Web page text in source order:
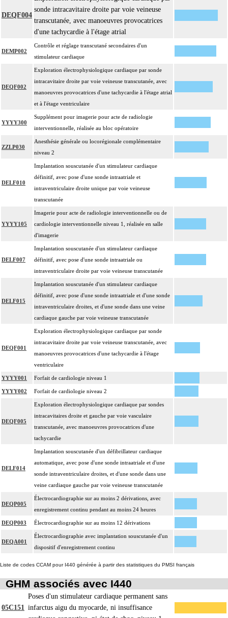
DEQF004
sonde intracavitaire droite par voie veineuse
transcutanée, avec manoeuvres provocatrices
d'une tachycardie à l'étage atrial
DEMP002
Contrôle et réglage transcutané secondaires d'un
stimulateur cardiaque
DEQF002
Exploration électrophysiologique cardiaque par sonde
intracavitaire droite par voie veineuse transcutanée, avec
manoeuvres provocatrices d'une tachycardie à l'étage atrial
et à l'étage ventriculaire
YYYY300
Supplément pour imagerie pour acte de radiologie
interventionnelle, réalisée au bloc opératoire
ZZLP030
Anesthésie générale ou locorégionale complémentaire
niveau 2
DELF010
Implantation souscutanée d'un stimulateur cardiaque
définitif, avec pose d'une sonde intraatriale et
intraventriculaire droite unique par voie veineuse
transcutanée
YYYY105
Imagerie pour acte de radiologie interventionnelle ou de
cardiologie interventionnelle niveau 1, réalisée en salle
d'imagerie
DELF007
Implantation souscutanée d'un stimulateur cardiaque
définitif, avec pose d'une sonde intraatriale ou
intraventriculaire droite par voie veineuse transcutanée
DELF015
Implantation souscutanée d'un stimulateur cardiaque
définitif, avec pose d'une sonde intraatriale et d'une sonde
intraventriculaire droites, et d'une sonde dans une veine
cardiaque gauche par voie veineuse transcutanée
DEQF001
Exploration électrophysiologique cardiaque par sonde
intracavitaire droite par voie veineuse transcutanée, avec
manoeuvres provocatrices d'une tachycardie à l'étage
ventriculaire
YYYY001 Forfait de cardiologie niveau 1
YYYY002 Forfait de cardiologie niveau 2
DEQF005
Exploration électrophysiologique cardiaque par sondes
intracavitaires droite et gauche par voie vasculaire
transcutanée, avec manoeuvres provocatrices d'une
tachycardie
DELF014
Implantation souscutanée d'un défibrillateur cardiaque
automatique, avec pose d'une sonde intraatriale et d'une
sonde intraventriculaire droites, et d'une sonde dans une
veine cardiaque gauche par voie veineuse transcutanée
DEQP005
Électrocardiographie sur au moins 2 dérivations, avec
enregistrement continu pendant au moins 24 heures
DEQP003 Électrocardiographie sur au moins 12 dérivations
DEQA001
Électrocardiographie avec implantation souscutanée d'un
dispositif d'enregistrement continu
Liste de codes CCAM pour I440 générée à partir des statistiques du PMSI français
GHM associés avec I440
05C151
Poses d'un stimulateur cardiaque permanent sans
infarctus aigu du myocarde, ni insuffisance